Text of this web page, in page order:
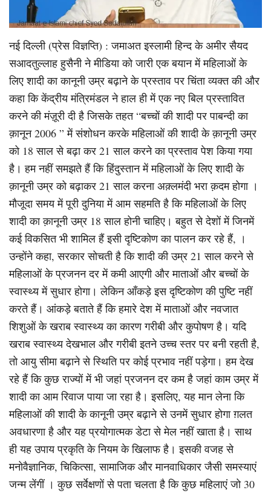
नई दिल्ली (प्रेस विज्ञप्ति) : जमाअत इस्लामी हिन्द के अमीर सैयद
सआदतुल्लाह हुसैनी ने मीडिया को जारी एक बयान में महिलाओं के
लिए शादी का कानूनी उम्र बढ़ाने के प्रस्ताव पर चिंता व्यक्त की और
कहा कि केंद्रीय मंत्रिमंडल ने हाल ही में एक नए बिल प्रस्तावित
करने की मंज़ूरी दी है जिसके तहत “बच्चों की शादी पर पाबन्दी का
क़ानून 2006 ” में संशोधन करके महिलाओं की शादी के क़ानूनी उम्र
को 18 साल से बढ़ा कर 21 साल करने का प्रस्ताव पेश किया गया
है। हम नहीं समझते हैं कि हिंदुस्तान में महिलाओं के लिए शादी के
क़ानूनी उम्र को बढ़ाकर 21 साल करना अक़्लमंदी भरा क़दम होगा ।
मौजूदा समय में पूरी दुनिया में आम सहमति है कि महिलाओं के लिए
शादी का क़ानूनी उम्र 18 साल होनी चाहिए। बहुत से देशों में जिनमें
कई विकसित भी शामिल हैं इसी दृष्टिकोण का पालन कर रहे हैं, ।
उन्होंने कहा, सरकार सोचती है कि शादी की उम्र 21 साल करने से
महिलाओं के प्रजनन दर में कमी आएगी और माताओं और बच्चों के
स्वास्थ्य में सुधार होगा। लेकिन आँकड़े इस दृष्टिकोण की पुष्टि नहीं
करते हैं। आंकड़े बताते हैं कि हमारे देश में माताओं और नवजात
शिशुओं के खराब स्वास्थ्य का कारण गरीबी और कुपोषण है। यदि
खराब स्वास्थ्य देखभाल और गरीबी इतने उच्च स्तर पर बनी रहती है,
तो आयु सीमा बढ़ाने से स्थिति पर कोई प्रभाव नहीं पड़ेगा। हम देख
रहे हैं कि कुछ राज्यों में भी जहां प्रजनन दर कम है जहां काम उम्र में
शादी का आम रिवाज पाया जा रहा है। इसलिए, यह मान लेना कि
महिलाओं की शादी के कानूनी उम्र बढ़ाने से उनमें सुधार होगा ग़लत
अवधारणा है और यह प्रयोगात्मक डेटा से मेल नहीं खाता है। साथ
ही यह उपाय प्रकृति के नियम के खिलाफ है। इसकी वजह से
मनोवैज्ञानिक, चिकित्सा, सामाजिक और मानवाधिकार जैसी समस्याएं
जन्म लेंगीं । कुछ सर्वेक्षणों से पता चलता है कि कुछ महिलाएं जो 30